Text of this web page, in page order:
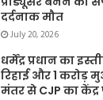
दर्दनाक मौत
July 20, 2026
धर्मेंद्र प्रधान का
रिहाई और 1
मंतर से CJP का केंद्र